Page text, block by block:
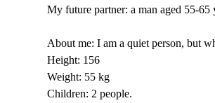
My future partner: a man aged 55-65
About me: I am a quiet person, but
Height: 156
Weight: 55 kg
Children: 2 people.